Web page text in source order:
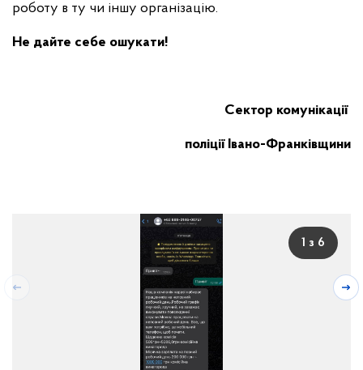
роботу в ту чи іншу організацію.
Не дайте себе ошукати!
Сектор комунікації
поліції Івано-Франківщини
1 з 6